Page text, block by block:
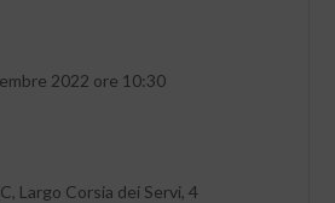
2022 ore 10:30
Largo Corsia dei Servi, 4